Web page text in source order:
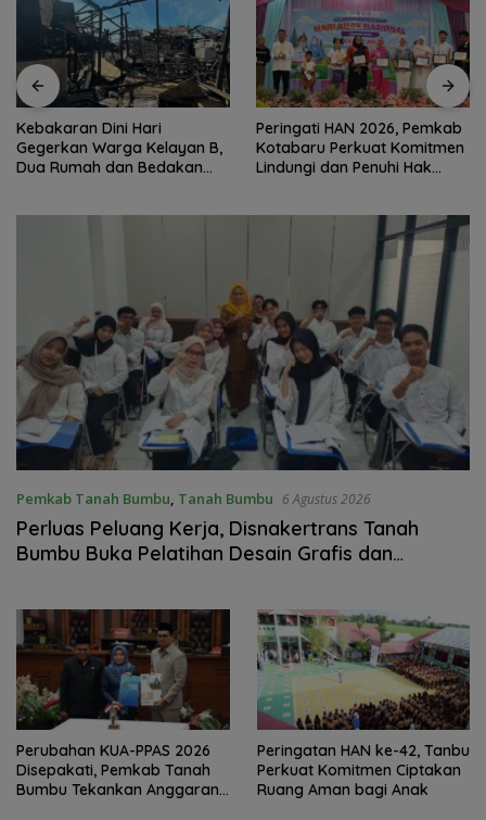
Kebakaran Dini Hari
Gegerkan Warga Kelayan B,
Dua Rumah dan Bedakan
Peringati HAN 2026, Pemkab
Kotabaru Perkuat Komitmen
Lindungi dan Penuhi Hak
Pemkab Tanah Bumbu, Tanah Bumbu 6 Agustus 2026
Perluas Peluang Kerja, Disnakertrans Tanah
Bumbu Buka Pelatihan Desain Grafis dan
Perubahan KUA-PPAS 2026
Disepakati, Pemkab Tanah
Bumbu Tekankan Anggaran
Peringatan HAN ke-42, Tanbu
Perkuat Komitmen Ciptakan
Ruang Aman bagi Anak